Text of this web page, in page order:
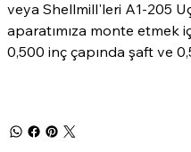
veya Shellmill'leri A1-205
aparatımıza monte etmek
0,500 inç çapında şaft ve